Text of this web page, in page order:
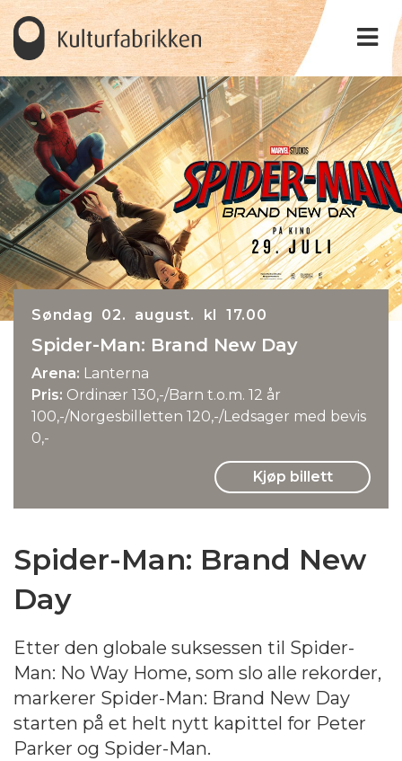
Søndag 02. august. kl 17.00
Spider-Man: Brand New Day
Arena: Lanterna
Pris: Ordinær 130,-/Barn t.o.m. 12 år
100,-/Norgesbilletten 120,-/Ledsager med bevis
0,-
Kjøp billett
Spider-Man: Brand New
Day
Etter den globale suksessen til Spider-
Man: No Way Home, som slo alle rekorder,
markerer Spider-Man: Brand New Day
starten på et helt nytt kapittel for Peter
Parker og Spider-Man.